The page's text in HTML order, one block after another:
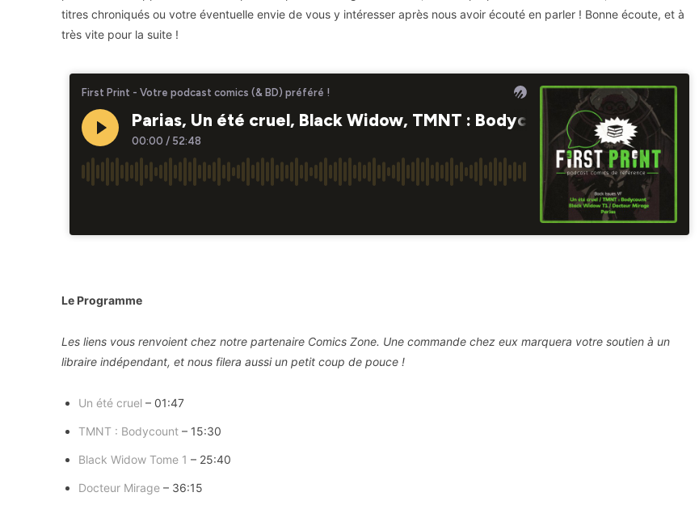
titres chroniqués ou votre éventuelle envie de vous y intéresser après nous avoir écouté en parler ! Bonne écoute, et à
très vite pour la suite !
Le Programme
Les liens vous renvoient chez notre partenaire Comics Zone. Une commande chez eux marquera votre soutien à un
libraire indépendant, et nous filera aussi un petit coup de pouce !
Un été cruel – 01:47
TMNT : Bodycount – 15:30
Black Widow Tome 1 – 25:40
Docteur Mirage – 36:15